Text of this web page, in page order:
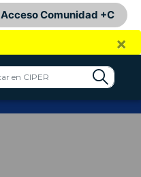
Acceso Comunidad +C
×